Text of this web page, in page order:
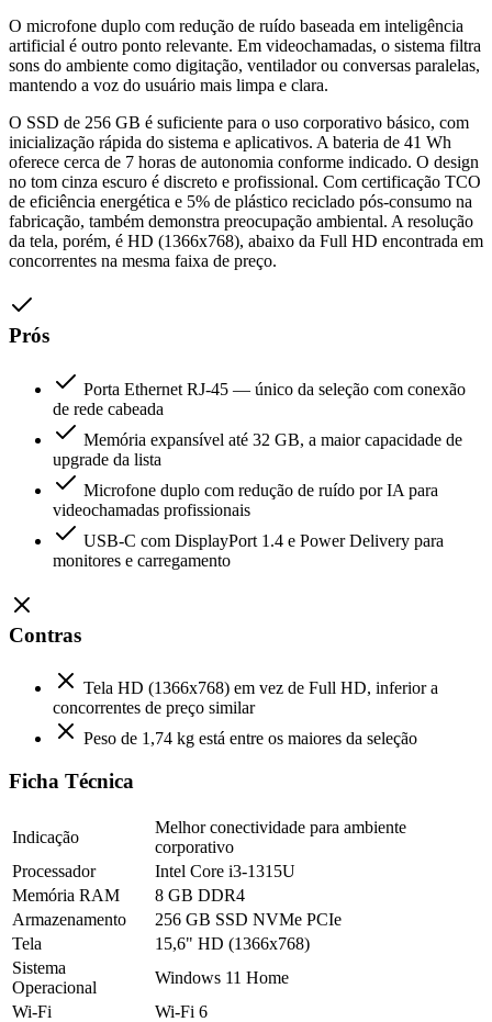
O microfone duplo com redução de ruído baseada em inteligência
artificial é outro ponto relevante. Em videochamadas, o sistema filtra
sons do ambiente como digitação, ventilador ou conversas paralelas,
mantendo a voz do usuário mais limpa e clara.
O SSD de 256 GB é suficiente para o uso corporativo básico, com
inicialização rápida do sistema e aplicativos. A bateria de 41 Wh
oferece cerca de 7 horas de autonomia conforme indicado. O design
no tom cinza escuro é discreto e profissional. Com certificação TCO
de eficiência energética e 5% de plástico reciclado pós-consumo na
fabricação, também demonstra preocupação ambiental. A resolução
da tela, porém, é HD (1366x768), abaixo da Full HD encontrada em
concorrentes na mesma faixa de preço.
Prós
Porta Ethernet RJ-45 — único da seleção com conexão
de rede cabeada
Memória expansível até 32 GB, a maior capacidade de
upgrade da lista
Microfone duplo com redução de ruído por IA para
videochamadas profissionais
USB-C com DisplayPort 1.4 e Power Delivery para
monitores e carregamento
Contras
Tela HD (1366x768) em vez de Full HD, inferior a
concorrentes de preço similar
Peso de 1,74 kg está entre os maiores da seleção
Ficha Técnica
Indicação
Melhor conectividade para ambiente
corporativo
Processador
Intel Core i3-1315U
Memória RAM
8 GB DDR4
Armazenamento
256 GB SSD NVMe PCIe
Tela
15,6" HD (1366x768)
Sistema
Operacional
Windows 11 Home
Wi-Fi
Wi-Fi 6